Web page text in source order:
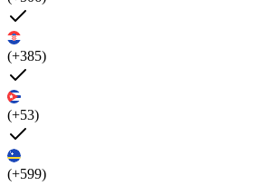
(+385)
(+53)
(+599)